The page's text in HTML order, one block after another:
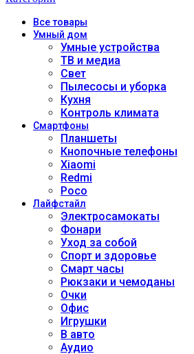
Всетовары
Умный дом
Умные устройства
ТВ и медиа
Свет
Пылесосы и уборка
Кухня
Контроль климата
Смартфоны
Планшеты
Кнопочные телефоны
Xiaomi
Redmi
Poco
Лайфстайл
Электросамокаты
Фонари
Уход за собой
Спорт и здоровье
Смарт часы
Рюкзаки и чемоданы
Очки
Офис
Игрушки
В авто
Аудио